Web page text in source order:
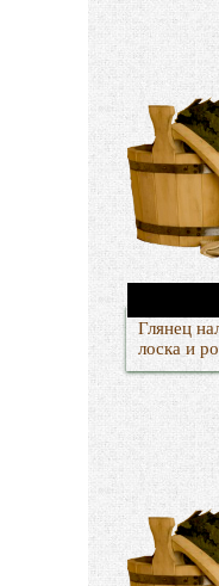
Глянец
лоска и